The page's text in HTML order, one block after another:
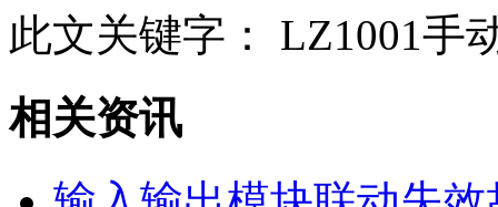
此文关键字：
LZ1001手
相关资讯